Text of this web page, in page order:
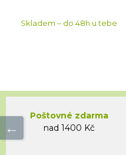
Skladem – do 48h u tebe
Poštovné zdarma
nad 1400 Kč